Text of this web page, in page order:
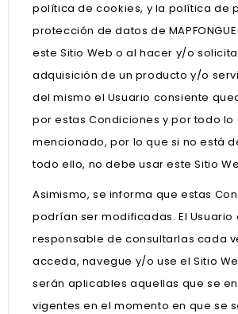
política de cookies, y la política de
protección de datos de MAPFONGUE
este Sitio Web o al hacer y/o
adquisición de un producto y/o
del mismo el Usuario consiente
por estas Condiciones y por todo
mencionado, por lo que si no está
todo ello, no debe usar este Sitio
Asimismo, se informa que estas
podrían ser modificadas. El Usuario
responsable de consultarlas cada
acceda, navegue y/o use el Sitio
serán aplicables aquellas que se
vigentes en el momento en que se